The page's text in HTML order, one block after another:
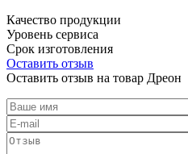
Качество продукции
Уровень сервиса
Срок изготовления
Оставить отзыв
Оставить отзыв на товар Дреон